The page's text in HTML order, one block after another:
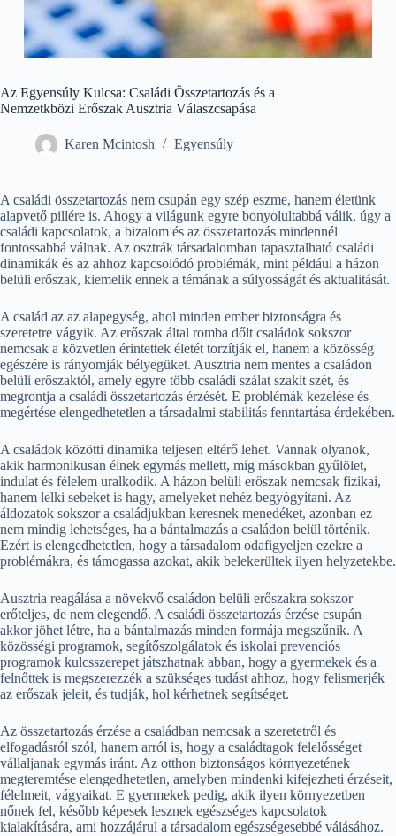
Az Egyensúly Kulcsa: Családi Összetartozás és a
Nemzetkbözi Erőszak Ausztria Válaszcsapása
Karen Mcintosh Egyensúly
A családi összetartozás nem csupán egy szép eszme, hanem életünk
alapvető pillére is. Ahogy a világunk egyre bonyolultabbá válik, úgy a
családi kapcsolatok, a bizalom és az összetartozás mindennél
fontossabbá válnak. Az osztrák társadalomban tapasztalható családi
dinamikák és az ahhoz kapcsolódó problémák, mint például a házon
belüli erőszak, kiemelik ennek a témának a súlyosságát és aktualitását.
A család az az alapegység, ahol minden ember biztonságra és
szeretetre vágyik. Az erőszak által romba dőlt családok sokszor
nemcsak a közvetlen érintettek életét torzítják el, hanem a közösség
egészére is rányomják bélyegüket. Ausztria nem mentes a családon
belüli erőszaktól, amely egyre több családi szálat szakít szét, és
megrontja a családi összetartozás érzését. E problémák kezelése és
megértése elengedhetetlen a társadalmi stabilitás fenntartása érdekében.
A családok közötti dinamika teljesen eltérő lehet. Vannak olyanok,
akik harmonikusan élnek egymás mellett, míg másokban gyűlölet,
indulat és félelem uralkodik. A házon belüli erőszak nemcsak fizikai,
hanem lelki sebeket is hagy, amelyeket nehéz begyógyítani. Az
áldozatok sokszor a családjukban keresnek menedéket, azonban ez
nem mindig lehetséges, ha a bántalmazás a családon belül történik.
Ezért is elengedhetetlen, hogy a társadalom odafigyeljen ezekre a
problémákra, és támogassa azokat, akik belekerültek ilyen helyzetekbe.
Ausztria reagálása a növekvő családon belüli erőszakra sokszor
erőteljes, de nem elegendő. A családi összetartozás érzése csupán
akkor jöhet létre, ha a bántalmazás minden formája megszűnik. A
közösségi programok, segítőszolgálatok és iskolai prevenciós
programok kulcsszerepet játszhatnak abban, hogy a gyermekek és a
felnőttek is megszerezzék a szükséges tudást ahhoz, hogy felismerjék
az erőszak jeleit, és tudják, hol kérhetnek segítséget.
Az összetartozás érzése a családban nemcsak a szeretetről és
elfogadásról szól, hanem arról is, hogy a családtagok felelősséget
vállaljanak egymás iránt. Az otthon biztonságos környezetének
megteremtése elengedhetetlen, amelyben mindenki kifejezheti érzéseit,
félelmeit, vágyaikat. E gyermekek pedig, akik ilyen környezetben
nőnek fel, később képesek lesznek egészséges kapcsolatok
kialakítására, ami hozzájárul a társadalom egészségesebbé válásához.